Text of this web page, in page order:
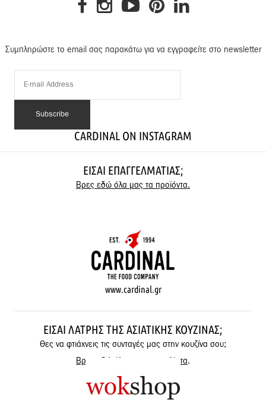
Συμπληρώστε το email σας παρακάτω για να εγγραφείτε στο newsletter
CARDINAL ON INSTAGRAM
ΕΊΣΑΙ ΕΠΑΓΓΕΛΜΑΤΊΑΣ;
Βρες εδώ όλα μας τα προϊόντα.
www.cardinal.gr
ΕΊΣΑΙ ΛΆΤΡΗΣ ΤΗΣ ΑΣΙΑΤΙΚΉΣ ΚΟΥΖΊΝΑΣ;
Θες να φτιάχνεις τις συνταγές μας στην κουζίνα σου;
Βρες εδώ όλα μας τα προϊόντα.